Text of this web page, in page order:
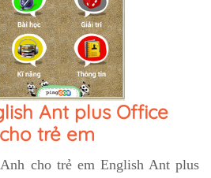
Ant plus Office
trẻ em
cho trẻ em English Ant plus